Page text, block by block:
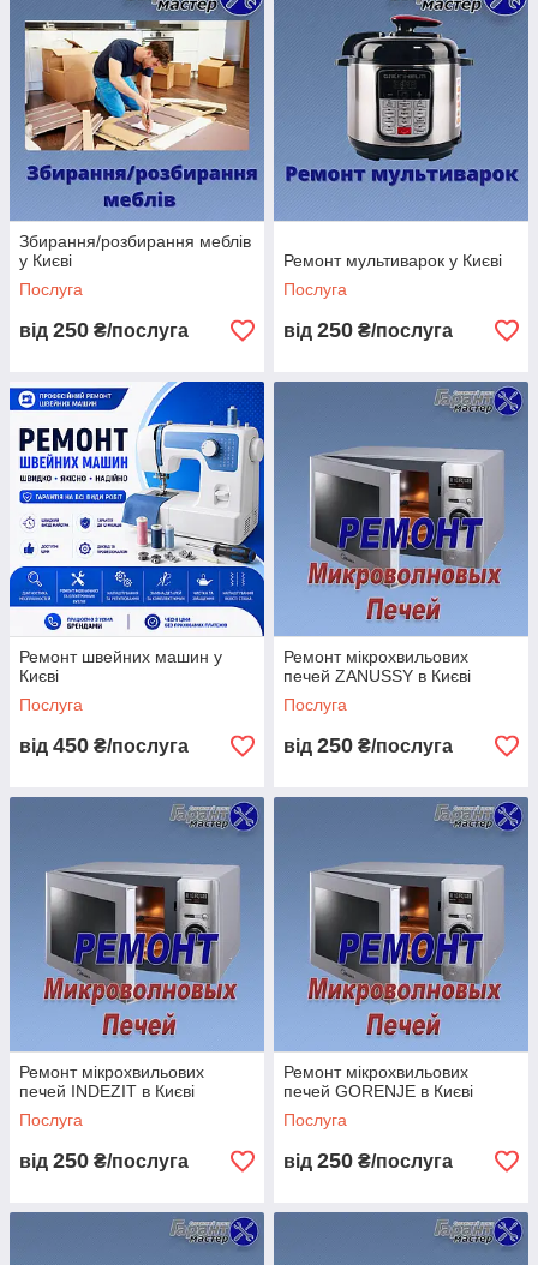
Збирання/розбирання меблів
у Києві
Послуга
від 250 ₴/послуга
Ремонт мультиварок у Києві
Послуга
від 250 ₴/послуга
Ремонт швейних машин у
Києві
Послуга
від 450 ₴/послуга
Ремонт мікрохвильових
печей ZANUSSY в Києві
Послуга
від 250 ₴/послуга
Ремонт мікрохвильових
печей INDEZIT в Києві
Послуга
від 250 ₴/послуга
Ремонт мікрохвильових
печей GORENJE в Києві
Послуга
від 250 ₴/послуга